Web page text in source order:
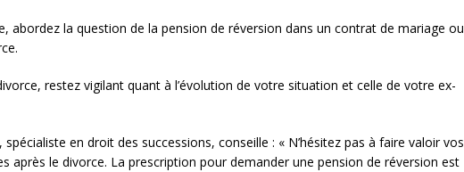
abordez la question de la pension de réversion dans un contrat de mariage ou
restez vigilant quant à l’évolution de votre situation et celle de votre ex-
, spécialiste en droit des successions, conseille : « N’hésitez pas à faire valoir vos
après le divorce. La prescription pour demander une pension de réversion est